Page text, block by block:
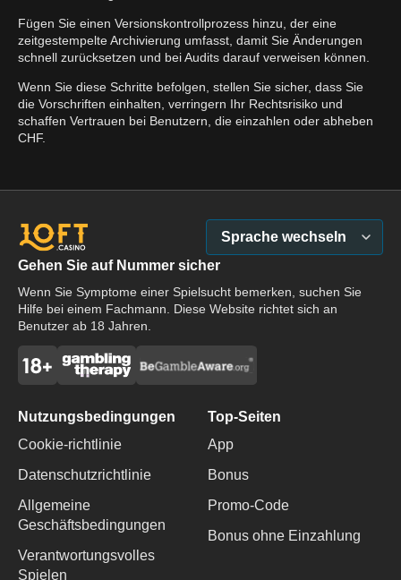
Fügen Sie einen Versionskontrollprozess hinzu, der eine
zeitgestempelte Archivierung umfasst, damit Sie Änderungen
schnell zurücksetzen und bei Audits darauf verweisen können.
Wenn Sie diese Schritte befolgen, stellen Sie sicher, dass Sie
die Vorschriften einhalten, verringern Ihr Rechtsrisiko und
schaffen Vertrauen bei Benutzern, die einzahlen oder abheben
CHF.
Gehen Sie auf Nummer sicher
Wenn Sie Symptome einer Spielsucht bemerken, suchen Sie
Hilfe bei einem Fachmann. Diese Website richtet sich an
Benutzer ab 18 Jahren.
Sprache wechseln
Nutzungsbedingungen
Cookie-richtlinie
Datenschutzrichtlinie
Allgemeine
Geschäftsbedingungen
Verantwortungsvolles
Spielen
Top-Seiten
App
Bonus
Promo-Code
Bonus ohne Einzahlung